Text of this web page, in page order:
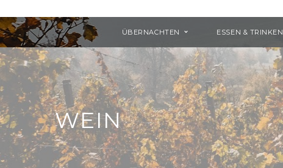
ÜBERNACHTEN ESSEN & TRINKEN
WEIN